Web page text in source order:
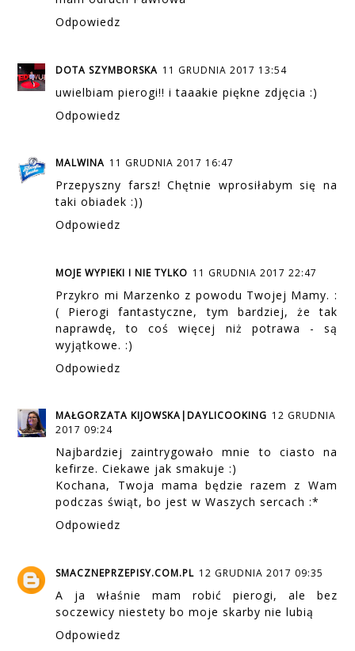
Odpowiedz
DOTA SZYMBORSKA 11 GRUDNIA 2017 13:54
uwielbiam pierogi!! i taaakie piękne zdjęcia :)
Odpowiedz
MALWINA 11 GRUDNIA 2017 16:47
Przepyszny farsz! Chętnie wprosiłabym się na
taki obiadek :))
Odpowiedz
MOJE WYPIEKI I NIE TYLKO 11 GRUDNIA 2017 22:47
Przykro mi Marzenko z powodu Twojej Mamy. :
( Pierogi fantastyczne, tym bardziej, że tak
naprawdę, to coś więcej niż potrawa - są
wyjątkowe. :)
Odpowiedz
MAŁGORZATA KIJOWSKA|DAYLICOOKING 12 GRUDNIA
2017 09:24
Najbardziej zaintrygowało mnie to ciasto na
kefirze. Ciekawe jak smakuje :)
Kochana, Twoja mama będzie razem z Wam
podczas świąt, bo jest w Waszych sercach :*
Odpowiedz
SMACZNEPRZEPISY.COM.PL 12 GRUDNIA 2017 09:35
A ja właśnie mam robić pierogi, ale bez
soczewicy niestety bo moje skarby nie lubią
Odpowiedz